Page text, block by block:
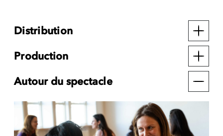
Distribution
Production
Autour du spectacle